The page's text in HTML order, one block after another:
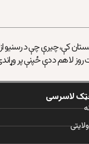
کې، چیرې چې د رسنیو
روز لا هم د دې ځپنې پر
لاسرسی